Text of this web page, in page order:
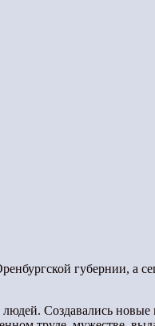
губернии, а
Создавались новые